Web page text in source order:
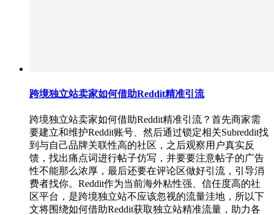
跨境独立站卖家如何借助Reddit精准引流
跨境独立站卖家如何借助Reddit精准引流？首先商家需
要建立和维护Reddit账号、然后通过锁定相关Subreddit找
到与自己品牌关联性高的社区，之后观察用户真实反
馈，找出痛点词进行帖子仿写，并要要注意帖子的广告
性不能那么浓厚，最后还要在评论区做好引流，引导消
费者找你。Reddit作为当前海外粘性强、信任度高的社
区平台，是跨境独立站不应该忽视的流量洼地，所以下
文将围绕如何借助Reddit获取独立站精准流量，助力各